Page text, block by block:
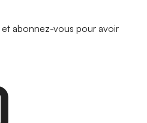
abonnez-vous pour avoir